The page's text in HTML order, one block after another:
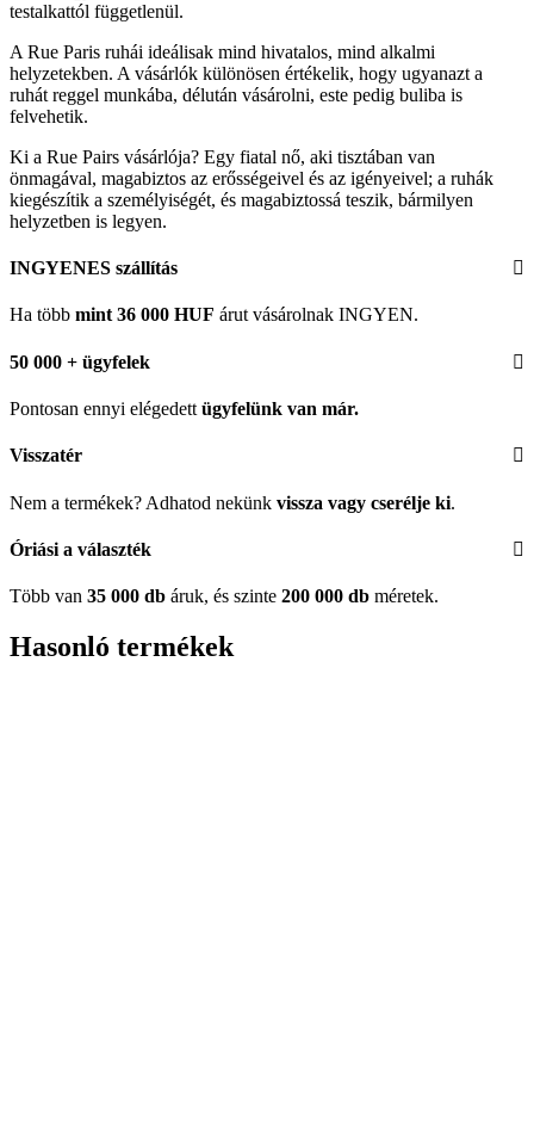
testalkattól függetlenül.
A Rue Paris ruhái ideálisak mind hivatalos, mind alkalmi
helyzetekben. A vásárlók különösen értékelik, hogy ugyanazt a
ruhát reggel munkába, délután vásárolni, este pedig buliba is
felvehetik.
Ki a Rue Pairs vásárlója? Egy fiatal nő, aki tisztában van
önmagával, magabiztos az erősségeivel és az igényeivel; a ruhák
kiegészítik a személyiségét, és magabiztossá teszik, bármilyen
helyzetben is legyen.
INGYENES szállítás
Ha több mint 36 000 HUF árut vásárolnak INGYEN.
50 000 + ügyfelek
Pontosan ennyi elégedett ügyfelünk van már.
Visszatér
Nem a termékek? Adhatod nekünk vissza vagy cserélje ki.
Óriási a választék
Több van 35 000 db áruk, és szinte 200 000 db méretek.
Hasonló termékek